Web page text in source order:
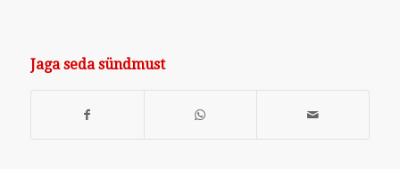
Jaga seda sündmust